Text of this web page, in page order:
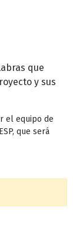
que
y sus
el equipo de
que será